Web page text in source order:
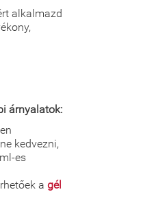
alkalmazd
árnyalatok:
kedvezni,
es
a gél